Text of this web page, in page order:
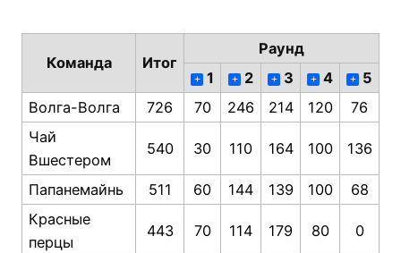
Команда Итог
Раунд
+ 1 + 2 + 3 + 4 +
5
Волга-Волга
726 70 246 214 120
76
Чай
Вшестером
540 30 110 164 100 136
Папанемайнь 511 60 144 139 100
68
Красные
перцы
443 70 114 179 80 0